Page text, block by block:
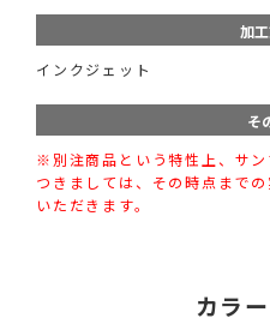
加
インクジェット
そ
※別注商品という特性上、サ
つきましては、その時点まで
いただきます。
カラ